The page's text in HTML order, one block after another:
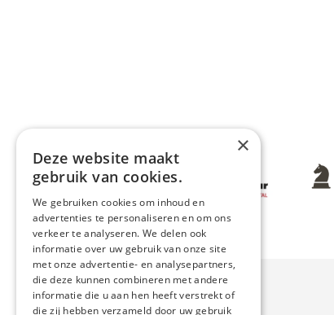
Afbeelding
×
Deze website maakt
gebruik van cookies.
We gebruiken cookies om inhoud en
advertenties te personaliseren en om ons
verkeer te analyseren. We delen ook
informatie over uw gebruik van onze site
met onze advertentie- en analysepartners,
die deze kunnen combineren met andere
informatie die u aan hen heeft verstrekt of
die zij hebben verzameld door uw gebruik